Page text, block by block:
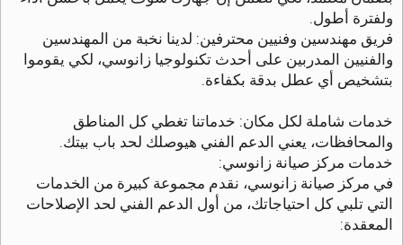
ولفترة أطول.
فريق مهندسين وفنيين محترفين: لدينا نخبة من المهندسين
والفنيين المدربين على أحدث تكنولوجيا زانوسي، لكي يقوموا
بتشخيص أي عطل بدقة بكفاءة.
خدمات شاملة لكل مكان: خدماتنا تغطي كل المناطق
والمحافظات، يعني الدعم الفني هيوصلك لحد باب بيتك.
خدمات مركز صيانة زانوسي:
في مركز صيانة زانوسي، نقدم مجموعة كبيرة من الخدمات
التي تلبي كل احتياجاتك، من أول الدعم الفني لحد الإصلاحات
المعقدة: